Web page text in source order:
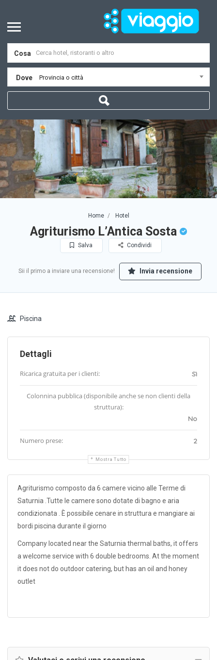
Cosa
Dove Provincia o città
Home Hotel
Agriturismo L’Antica Sosta
Salva Condividi
Sii il primo a inviare una recensione! Invia recensione
Piscina
Dettagli
Ricarica gratuita per i clienti: Sì
Colonnina pubblica (disponibile anche se non clienti della
struttura):
No
Numero prese: 2
Mostra Tutto
Agriturismo composto da 6 camere vicino alle Terme di
Saturnia .Tutte le camere sono dotate di bagno e aria
condizionata . È possibile cenare in struttura e mangiare ai
bordi piscina durante il giorno
Company located near the Saturnia thermal baths, it offers
a welcome service with 6 double bedrooms. At the moment
it does not do outdoor catering, but has an oil and honey
outlet